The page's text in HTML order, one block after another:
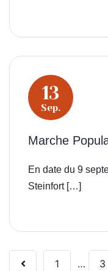
13
Sep.
Marche
En date du 9
Steinfort […]
1 … 3